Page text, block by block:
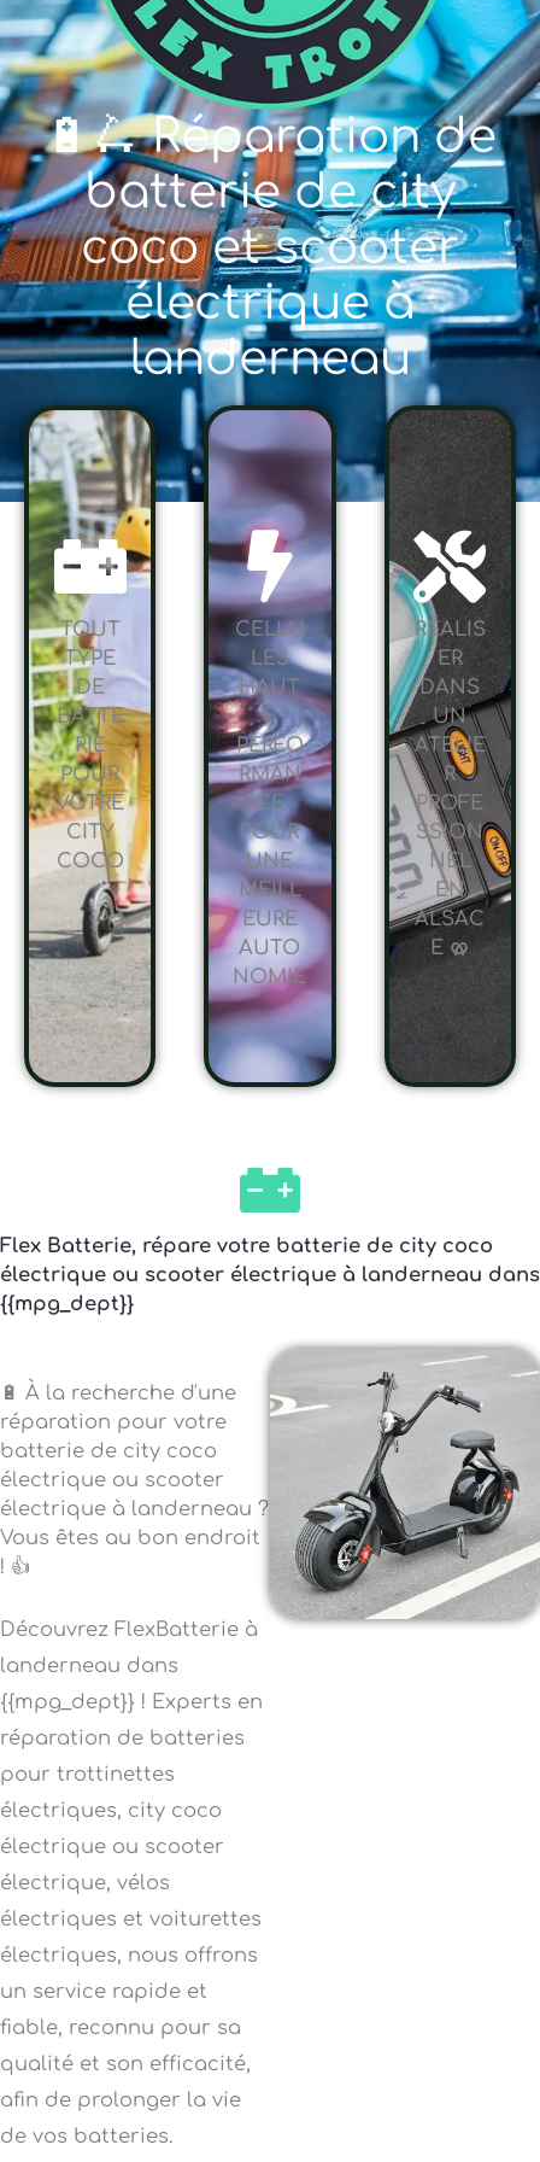
🔋🛴 Réparation de
batterie de city
coco et scooter
électrique à
landerneau
TOUT
TYPE
DE
BATTE
RIE
POUR
VOTRE
CITY
COCO
CELLU
LES
HAUT
E
PERFO
RMAN
CE
POUR
UNE
MEILL
EURE
AUTO
NOMIE
RÉALIS
ER
DANS
UN
ATELIE
R
PROFE
SSION
NEL
EN
ALSAC
E 🥨
Flex Batterie, répare votre batterie de city coco
électrique ou scooter électrique à landerneau dans
{{mpg_dept}}
🔋 À la recherche d'une
réparation pour votre
batterie de city coco
électrique ou scooter
électrique à landerneau ?
Vous êtes au bon endroit
! 👍
Découvrez FlexBatterie à
landerneau dans
{{mpg_dept}} ! Experts en
réparation de batteries
pour trottinettes
électriques, city coco
électrique ou scooter
électrique, vélos
électriques et voiturettes
électriques, nous offrons
un service rapide et
fiable, reconnu pour sa
qualité et son efficacité,
afin de prolonger la vie
de vos batteries.